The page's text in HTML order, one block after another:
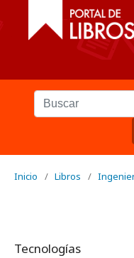
Inicio / Libros /
Tecnologías